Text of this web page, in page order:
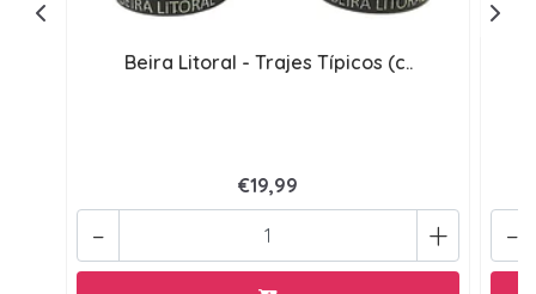
Beira Litoral - Trajes Típicos (c..
€19,99
+
- -